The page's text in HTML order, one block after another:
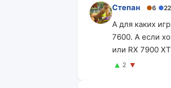
Степан ●6 ●22
А для каких
7600. А если
или RX 7900
▲ 2 ▼